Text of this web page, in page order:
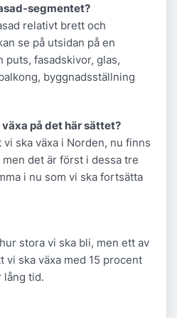
segmentet?
relativt brett och
se på utsidan på en
puts, fasadskivor, glas,
byggnadsställning
på det här sättet?
ska växa i Norden, nu finns
det är först i dessa tre
i nu som vi ska fortsätta
stora vi ska bli, men ett av
vi ska växa med 15 procent
lång tid.